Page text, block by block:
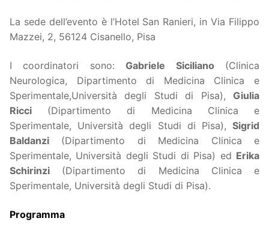
La sede dell’evento è l’Hotel San Ranieri, in Via Filippo
Mazzei, 2, 56124 Cisanello, Pisa
I coordinatori sono: Gabriele Siciliano (Clinica
Neurologica, Dipartimento di Medicina Clinica e
Sperimentale,Università degli Studi di Pisa), Giulia
Ricci (Dipartimento di Medicina Clinica e
Sperimentale, Università degli Studi di Pisa), Sigrid
Baldanzi (Dipartimento di Medicina Clinica e
Sperimentale, Università degli Studi di Pisa) ed Erika
Schirinzi (Dipartimento di Medicina Clinica e
Sperimentale, Università degli Studi di Pisa).
Programma